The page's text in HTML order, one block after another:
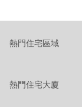
熱門住宅區域
熱門住宅大廈